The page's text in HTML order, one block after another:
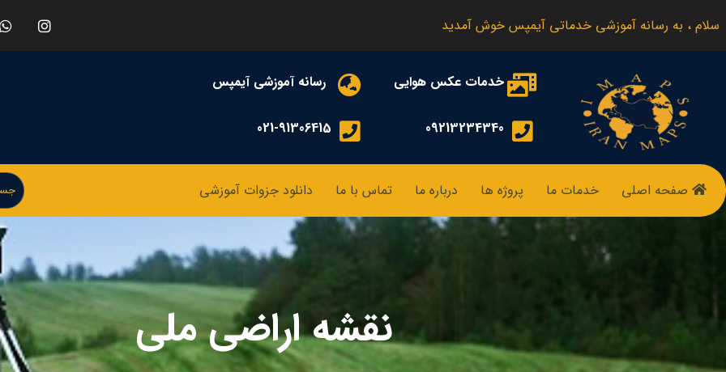
سلام ، به رسانه آموزشی خدماتی آیمپس خوش آمدید
خدمات عکس هوایی
09213234340
رسانه آموزشی آیمپس
021-91306415
صفحه اصلی خدمات ما پروژه ها درباره ما تماس با ما دانلود جزوات آموزشی
نقشه اراضی ملی